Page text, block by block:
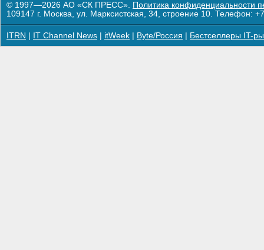
© 1997—2026 АО «СК ПРЕСС». Политика конфиденциальности
109147 г. Москва, ул. Марксистская, 34, строение 10. Телефон:
ITRN IT Channel News itWeek Byte/Россия Бестселлеры IT-